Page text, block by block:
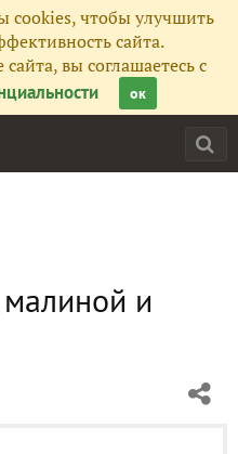
cookies, чтобы улучшить
сайта.
вы соглашаетесь с
ок
и